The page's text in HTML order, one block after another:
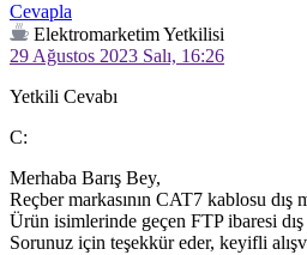
Cevapla
Elektromarketim Yetkilisi
29 Ağustos 2023 Salı, 16:26
Yetkili Cevabı
C:
Merhaba Barış Bey,
Reçber markasının CAT7 kablosu dış
Ürün isimlerinde geçen FTP ibaresi
Sorunuz için teşekkür eder, keyifli